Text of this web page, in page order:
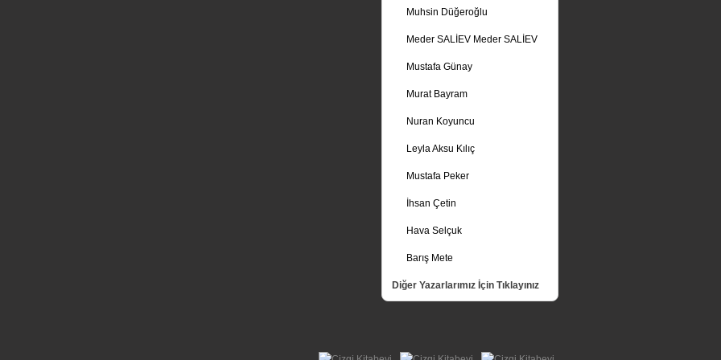
Muhsin Düğeroğlu
Meder SALİEV Meder SALİEV
Mustafa Günay
Murat Bayram
Nuran Koyuncu
Leyla Aksu Kılıç
Mustafa Peker
İhsan Çetin
Hava Selçuk
Barış Mete
Diğer Yazarlarımız İçin Tıklayınız